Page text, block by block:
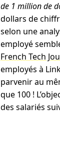
de 1 million de
dollars de
selon une
employé
French Tech
employés à
parvenir au
que 100 !
des salariés